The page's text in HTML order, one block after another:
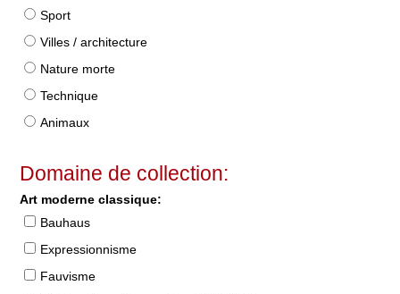
Sport
Villes / architecture
Nature morte
Technique
Animaux
Domaine de collection:
Art moderne classique:
Bauhaus
Expressionnisme
Fauvisme